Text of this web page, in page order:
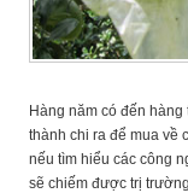
Hàng năm có đến
thành chi ra để mua về
nếu tìm hiểu các công
sẽ chiếm được trị